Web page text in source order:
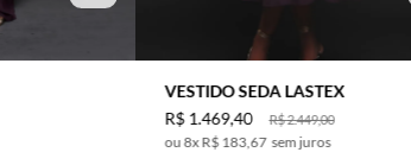
VESTIDO SEDA LASTEX
R$2.449,00
R$ 1.469,40
8xR$ 183,67 sem juros